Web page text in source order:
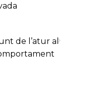
de l’atur al